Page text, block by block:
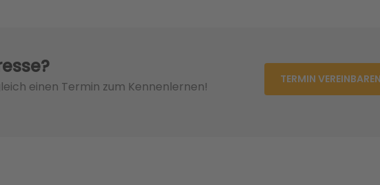
einen Termin zum Kennenlernen! TERMIN VEREINBAREN